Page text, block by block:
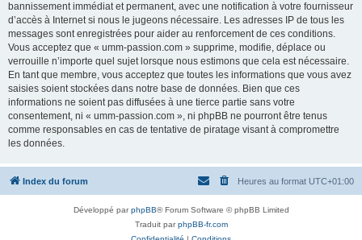
bannissement immédiat et permanent, avec une notification à votre fournisseur
d’accès à Internet si nous le jugeons nécessaire. Les adresses IP de tous les
messages sont enregistrées pour aider au renforcement de ces conditions.
Vous acceptez que « umm-passion.com » supprime, modifie, déplace ou
verrouille n’importe quel sujet lorsque nous estimons que cela est nécessaire.
En tant que membre, vous acceptez que toutes les informations que vous avez
saisies soient stockées dans notre base de données. Bien que ces
informations ne soient pas diffusées à une tierce partie sans votre
consentement, ni « umm-passion.com », ni phpBB ne pourront être tenus
comme responsables en cas de tentative de piratage visant à compromettre
les données.
Index du forum Heures au format UTC+01:00
Développé parphpBB® Forum Software © phpBB Limited
Traduit parphpBB-fr.com